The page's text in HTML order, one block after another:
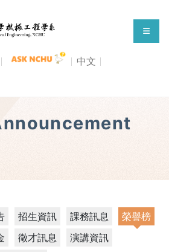
中文
招生資訊 課務訊息
榮譽榜
徵才訊息
演講資訊